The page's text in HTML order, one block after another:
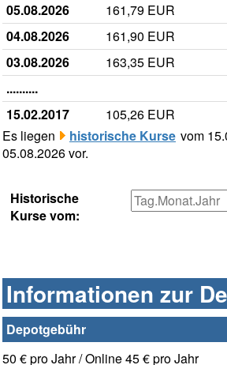
05.08.2026 161,79 EUR
04.08.2026
161,90 EUR
03.08.2026
163,35 EUR
..........
15.02.2017
105,26 EUR
Es liegen
historische Kurse vom
05.08.2026 vor.
Historische
Kurse vom:
Informationen zur
Depotgebühr
50 € pro Jahr / Online 45 € pro Jahr